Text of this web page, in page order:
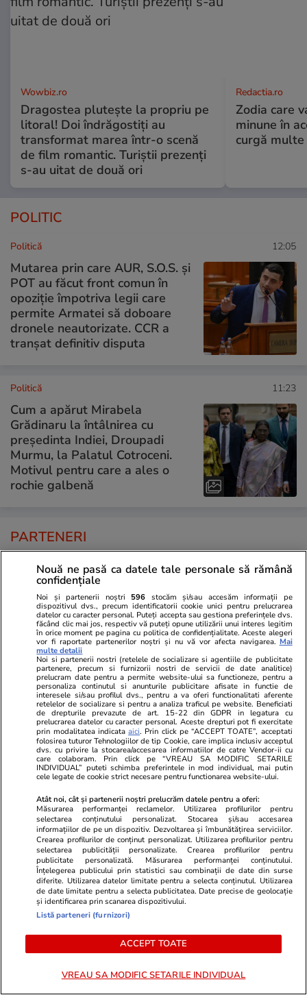
Wowbiz.ro
Dragostea plutește la propriu pe
litoral! Doi îndrăgostiți au
transformat marea într-o scenă
de film romantic. Turiștii prezenți
s-au uitat de două ori
Redactia.ro
Zodia care
minune în
curgă
POLITIC
Politică 12:05
Mutarea prin care AUR, S.O.S. și
POT au făcut front comun în
opoziție împotriva legii care
permite Armatei să doboare
dronele neautorizate. CCR a
tranșat definitiv disputa
Politică 11:23
Cum a apărut Mirabela
Grădinaru la întâlnirea cu
președinta Indiei, Droupadi
Murmu, la Palatul Cotroceni.
Motivul pentru care a ales o
rochie galbenă
PARTENERI
ZiaruldeIasi.ro
Compania care va începe
construirea unui parc fotovoltaic
uriaș la marginea Iașului a învârtit
anul trecut 160 de milioane de
euro. Cine este fondatorul
Fanatik.ro
Motivul
Soranei
circuit. Abia
problema
ULTIMELE ȘTIRI
Lifestyle 16:14
Flori potrivite pentru ghivece suspendate
Vacanțe și Cultură 16:10
Orașul european votat trei ani la rând cu cea
Nouă ne pasă ca datele tale personale să rămână
confidențiale
Noi și partenerii noștri 596 stocăm și/sau accesăm informații pe
dispozitivul dvs., precum identificatorii cookie unici pentru prelucrarea
datelor cu caracter personal. Puteți accepta sau gestiona preferințele dvs.
făcând clic mai jos, respectiv vă puteți opune utilizării unui interes legitim
în orice moment pe pagina cu politica de confidențialitate. Aceste alegeri
vor fi raportate partenerilor noștri și nu vă vor afecta navigarea. Mai
multe detalii
Noi si partenerii nostri (retelele de socializare si agentiile de publicitate
partenere, precum si furnizorii nostri de servicii de date analitice)
prelucram date pentru a permite website-ului sa functioneze, pentru a
personaliza continutul si anunturile publicitare afisate in functie de
interesele si/sau profilul dvs., pentru a va oferi functionalitati aferente
retelelor de socializare si pentru a analiza traficul pe website. Beneficiati
de drepturile prevazute de art. 15-22 din GDPR in legatura cu
prelucrarea datelor cu caracter personal. Aceste drepturi pot fi exercitate
prin modalitatea indicataaici. Prin click pe “ACCEPT TOATE”, acceptati
folosirea tuturor Tehnologiilor de tip Cookie, care implica inclusiv acceptul
dvs. cu privire la stocarea/accesarea informatiilor de catre Vendor-ii cu
care colaboram. Prin click pe “VREAU SA MODIFIC SETARILE
INDIVIDUAL” puteti schimba preferintele in mod individual, mai putin
cele legate de cookie strict necesare pentru functionarea website-ului.
Atât noi, cât și partenerii noștri prelucrăm datele pentru a oferi:
Măsurarea performanței reclamelor. Utilizarea profilurilor pentru
selectarea conținutului personalizat. Stocarea și/sau accesarea
informațiilor de pe un dispozitiv. Dezvoltarea și îmbunătățirea serviciilor.
Crearea profilurilor de conținut personalizat. Utilizarea profilurilor pentru
selectarea publicității personalizate. Crearea profilurilor pentru
publicitate personalizată. Măsurarea performanței conținutului.
Înțelegerea publicului prin statistici sau combinații de date din surse
diferite. Utilizarea datelor limitate pentru a selecta conținutul. Utilizarea
de date limitate pentru a selecta publicitatea. Date precise de geolocație
și identificarea prin scanarea dispozitivului.
Listă parteneri (furnizori)
ACCEPT TOATE
VREAU SA MODIFIC SETARILE INDIVIDUAL